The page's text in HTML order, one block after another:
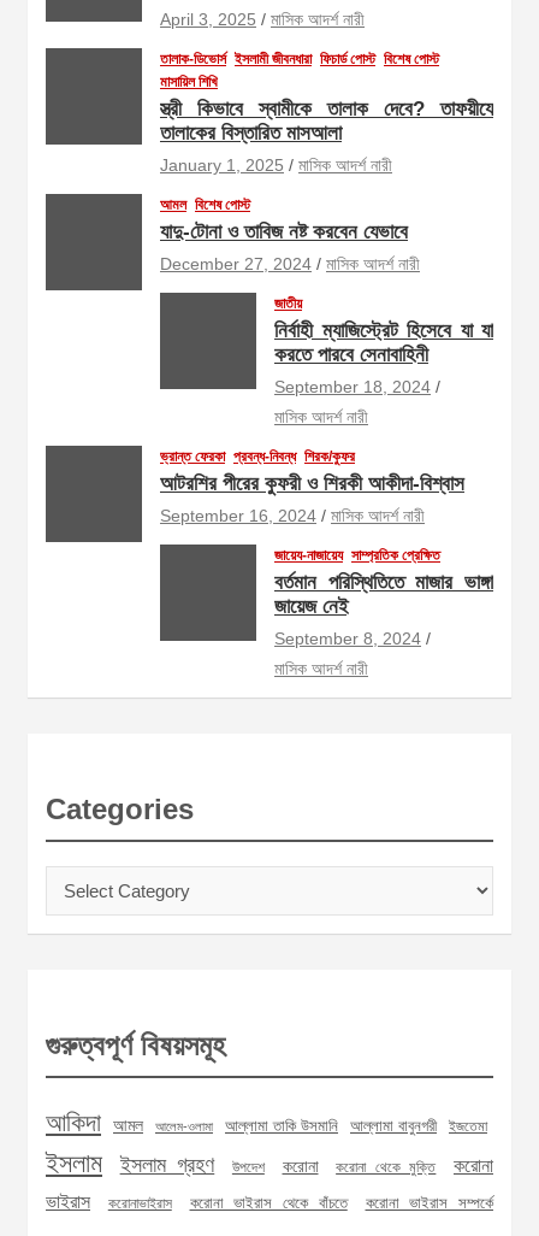
April 3, 2025 মাসিক আদর্শ নারী
তালাক-ডিভোর্স ইসলামী জীবনধারা ফিচার্ড পোস্ট বিশেষ পোস্ট
মাসায়িল শিখি
স্ত্রী কিভাবে স্বামীকে তালাক দেবে? তাফয়ীযে
তালাকের বিস্তারিত মাসআলা
January 1, 2025 মাসিক আদর্শ নারী
আমল বিশেষ পোস্ট
যাদু-টোনা ও তাবিজ নষ্ট করবেন যেভাবে
December 27, 2024 মাসিক আদর্শ নারী
জাতীয়
নির্বাহী ম্যাজিস্ট্রেট হিসেবে যা যা
করতে পারবে সেনাবাহিনী
September 18, 2024
মাসিক আদর্শ নারী
ভ্রান্ত ফেরকা প্রবন্ধ-নিবন্ধ শিরক/কুফর
আটরশির পীরের কুফরী ও শিরকী আকীদা-বিশ্বাস
September 16, 2024 মাসিক আদর্শ নারী
জায়েয-নাজায়েয সাম্প্রতিক প্রেক্ষিত
বর্তমান পরিস্থিতিতে মাজার ভাঙ্গা
জায়েজ নেই
September 8, 2024
মাসিক আদর্শ নারী
Categories
Categories
গুরুত্বপূর্ণ বিষয়সমূহ
আকিদা আমল আলেম-ওলামা আল্লামা তাকি উসমানি আল্লামা বাবুনগরী ইজতেমা
ইসলাম ইসলাম গ্রহণ উপদেশ করোনা করোনা থেকে মুক্তি
করোনা
ভাইরাস
করোনাভাইরাস করোনা ভাইরাস থেকে বাঁচতে করোনা ভাইরাস সম্পর্কে